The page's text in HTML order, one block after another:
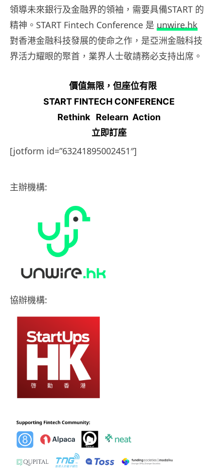
領導未來銀行及金融界的領袖，需要具備START 的
精神。START Fintech Conference 是 unwire.hk
對香港金融科技發展的使命之作，是亞洲金融科技
界活力耀眼的聚首，業界人士敬請務必支持出席。
價值無限，但座位有限
START FINTECH CONFERENCE
Rethink Relearn Action
立即訂座
[jotform id=”63241895002451″]
主辦機構:
協辦機構: